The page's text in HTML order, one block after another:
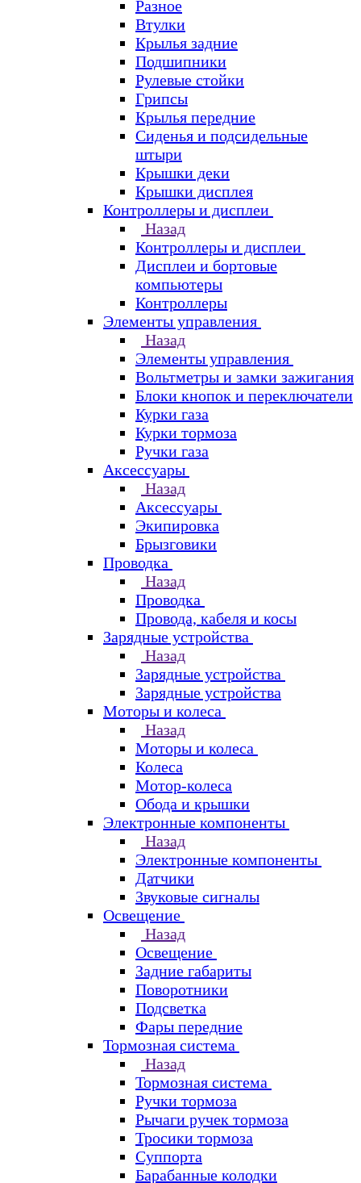
Разное
Втулки
Крылья задние
Подшипники
Рулевые стойки
Грипсы
Крылья передние
Сиденья и подсидельные
штыри
Крышки деки
Крышки дисплея
Контроллеры и дисплеи
Назад
Контроллеры и дисплеи
Дисплеи и бортовые
компьютеры
Контроллеры
Элементы управления
Назад
Элементы управления
Вольтметры и замки зажигания
Блоки кнопок и переключатели
Курки газа
Курки тормоза
Ручки газа
Аксессуары
Назад
Аксессуары
Экипировка
Брызговики
Проводка
Назад
Проводка
Провода, кабеля и косы
Зарядные устройства
Назад
Зарядные устройства
Зарядные устройства
Моторы и колеса
Назад
Моторы и колеса
Колеса
Мотор-колеса
Обода и крышки
Электронные компоненты
Назад
Электронные компоненты
Датчики
Звуковые сигналы
Освещение
Назад
Освещение
Задние габариты
Поворотники
Подсветка
Фары передние
Тормозная система
Назад
Тормозная система
Ручки тормоза
Рычаги ручек тормоза
Тросики тормоза
Суппорта
Барабанные колодки